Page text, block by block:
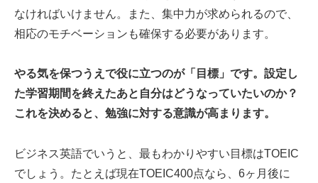
なければいけません。また、集中力が求められるので、
相応のモチベーションも確保する必要があります。
やる気を保つうえで役に立つのが「目標」です。設定し
た学習期間を終えたあと自分はどうなっていたいのか？
これを決めると、勉強に対する意識が高まります。
ビジネス英語でいうと、最もわかりやすい目標はTOEIC
でしょう。たとえば現在TOEIC400点なら、6ヶ月後に